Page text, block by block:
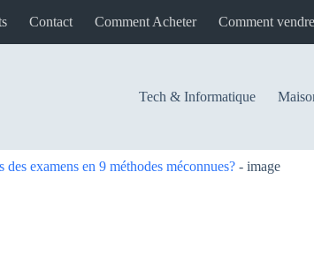
Contact Comment Acheter Plus
Tech & Informatique
des examens en 9 méthodes méconnues? - image